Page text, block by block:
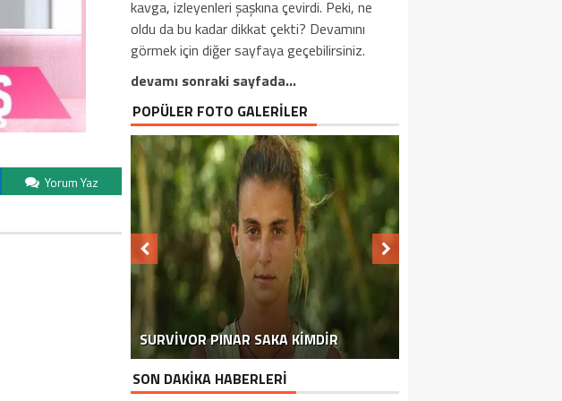
Yorum Yaz
kavga, izleyenleri şaşkına çevirdi. Peki, ne
oldu da bu kadar dikkat çekti? Devamını
görmek için diğer sayfaya geçebilirsiniz.
devamı sonraki sayfada…
POPÜLER FOTO GALERİLER
SURVIVOR PINAR SAKA KIMDIR
MARKETLERDEN TOPLATILMAYA
BAŞLANDI
DALGALAR 2,5 METRE
REZIDANS DAIREDE
KORHAN BERZEG’E DAIR
ŞEHITLERIMIZ OLDU
YARGI DIZISINDE
NACI GÖRÜR AKTARDI
HÜKÜMET DURAMADI VE HAREKETE
GEÇTI BILE
EMEKLI VATANDAŞLARIMIZI
ILGILENDIREN GELIŞME
SON DAKİKA HABERLERİ